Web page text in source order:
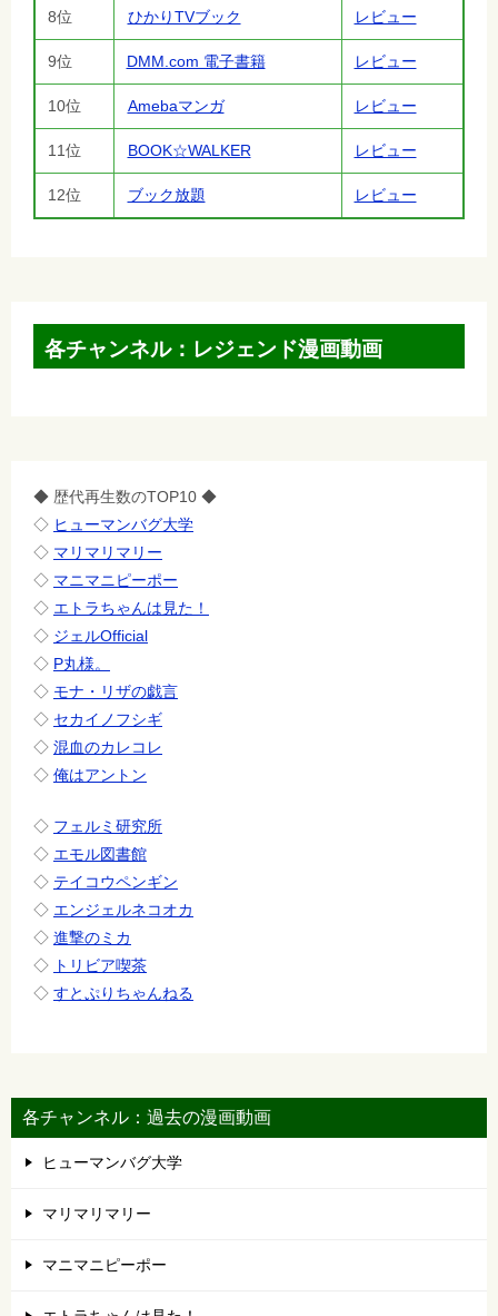
8位 ひかりTVブック レビュー
9位 DMM.com 電子書籍 レビュー
10位 Amebaマンガ レビュー
11位 BOOK☆WALKER レビュー
12位 ブック放題 レビュー
各チャンネル：レジェンド漫画動画
◆ 歴代再生数のTOP10 ◆
◇ ヒューマンバグ大学
◇ マリマリマリー
◇ マニマニピーポー
◇ エトラちゃんは見た！
◇ ジェルOfficial
◇ P丸様。
◇ モナ・リザの戯言
◇ セカイノフシギ
◇ 混血のカレコレ
◇ 俺はアントン
◇ フェルミ研究所
◇ エモル図書館
◇ テイコウペンギン
◇ エンジェルネコオカ
◇ 進撃のミカ
◇ トリビア喫茶
◇ すとぷりちゃんねる
各チャンネル：過去の漫画動画
ヒューマンバグ大学
マリマリマリー
マニマニピーポー